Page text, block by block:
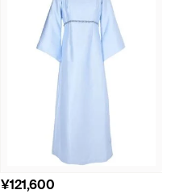
¥121,600